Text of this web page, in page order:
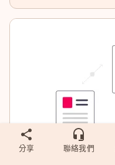
分享 聯絡我們